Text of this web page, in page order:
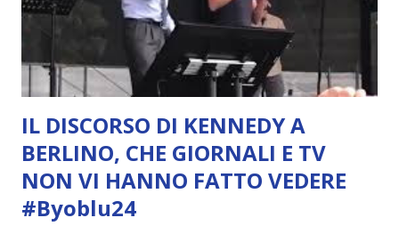
IL DISCORSO DI KENNEDY A
BERLINO, CHE GIORNALI E TV
NON VI HANNO FATTO VEDERE
#Byoblu24